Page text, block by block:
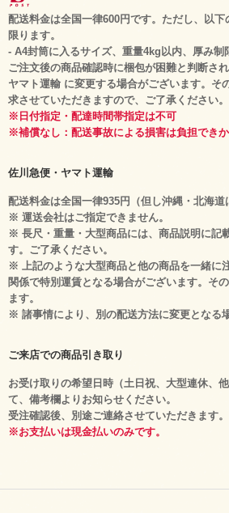
配送料金は全国一律600円です。ただし、以
限ります。
- A4封筒に入るサイズ、重量4kg以内、厚み制
ご注文後の商品確認時に梱包が困難と判断さ
ヤマト運輸 に変更する場合がございます。そ
求させていただきますので、ご了承ください。
※日付指定・配達時間帯指定は不可
※補償なし：配送事故による損害は負担できか
佐川急便・ヤマト運輸
配送料金は全国一律935円（但し沖縄・北海道
※ 運送会社はご指定できません。
※ 長尺・重量・大型商品には、商品説明に記
す。ご了承ください。
※ 上記のような大型商品と他の商品を一緒に
関係で特別運賃となる場合がございます。そ
ます。
※ 諸事情により、別の配送方法に変更となる
ご来店での商品引き取り
お受け取りの希望日時（土日祝、大型連休、
て、備考欄よりお知らせください。
受注確認後、別途ご連絡させていただきます。
※お支払いは現金払いのみです。